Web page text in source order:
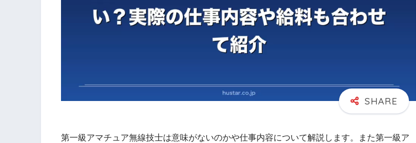
第一級アマチュア無線技士は意味がないのかや仕事内容について解説します。また第一級ア